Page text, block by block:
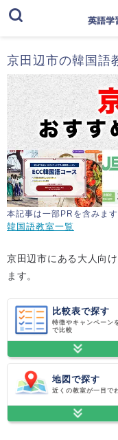
京田辺市の韓国語
本記事は一部PRを含みます
韓国語教室一覧
京田辺市にある大人向
ます。
比較表で探す
特徴やキャンペーン
で比較
地図で探す
近くの教室が一目で